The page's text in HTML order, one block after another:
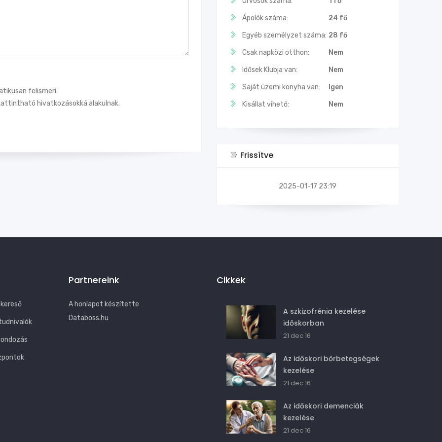
felismeri.
hivatkozásokká alakulnak.
Ápolók száma: 24 fő
Egyéb személyzet száma: 28 fő
Csak napközi otthon: Nem
Idősek Klubja van: Nem
Saját üzemi konyha van: Igen
Kisállat vihető: Nem
Frissítve
2025-01-17 23:19
Partnereink
A honlapot készítette
Databoss.hu
Cikkek
A szkizofrénia kezelése
időskorban
21 dec 16
Az időskori bőrbetegségek
kezelése
21 dec 16
Az időskori demenciák
kezelése
21 dec 16